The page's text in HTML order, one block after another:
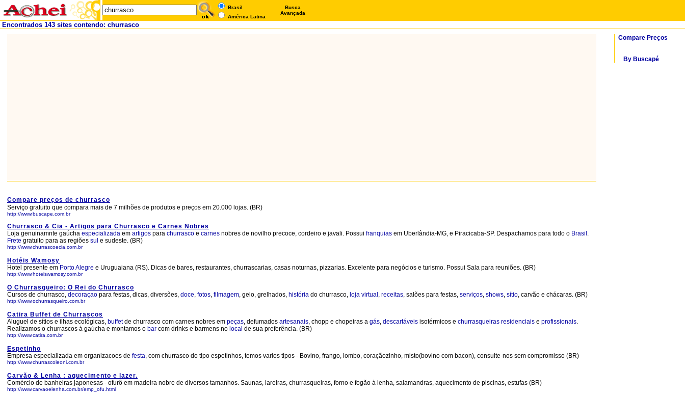
Brasil
América Latina
Busca
Avançada
Encontrados 143 sites contendo: churrasco
Compare preços de churrasco
Serviço gratuito que compara mais de 7 milhões de produtos e preços em 20.000 lojas. (BR)
http://www.buscape.com.br
Churrasco & Cia - Artigos para Churrasco e Carnes Nobres
Loja genuinamnte gaúcha especializada em artigos para churrasco e carnes nobres de novilho precoce, cordeiro e javali. Possui franquias em Uberlândia-MG, e Piracicaba-SP. Despachamos para todo o Brasil .
Frete gratuito para as regiões sul e sudeste. (BR)
http://www.churrascoecia.com.br
Hotéis Wamosy
Hotel presente em Porto Alegre e Uruguaiana (RS). Dicas de bares, restaurantes, churrascarias, casas noturnas, pizzarias. Excelente para negócios e turismo. Possui Sala para reuniões. (BR)
http://www.hoteiswamosy.com.br
O Churrasqueiro: O Rei do Churrasco
Cursos de churrasco, decoraçao para festas, dicas, diversões, doce, fotos, filmagem, gelo, grelhados, história do churrasco, loja virtual , receitas, salões para festas, serviços, shows, sítio, carvão e chácaras. (BR)
http://www.ochurrasqueiro.com.br
Catira Buffet de Churrascos
Aluguel de sítios e ilhas ecológicas, buffetde churrasco com carnes nobres em peças, defumados artesanais, chopp e chopeiras a gás, descartáveis isotérmicos e churrasqueiras residenciais e profissionais.
Realizamos o churrascos à gaúcha e montamos o bar com drinks e barmens no local de sua preferência. (BR)
http://www.catira.com.br
Espetinho
Empresa especializada em organizacoes de festa, com churrasco do tipo espetinhos, temos varios tipos - Bovino, frango, lombo, coraçãozinho, misto(bovino com bacon), consulte-nos sem compromisso (BR)
http://www.churrascoleoni.com.br
Carvão & Lenha : aquecimento e lazer.
Comércio de banheiras japonesas - ofurô em madeira nobre de diversos tamanhos. Saunas, lareiras, churrasqueiras, forno e fogão à lenha, salamandras, aquecimento de piscinas, estufas (BR)
http://www.carvaoelenha.com.br/emp_ofu.html
Compare Preços
By Buscapé